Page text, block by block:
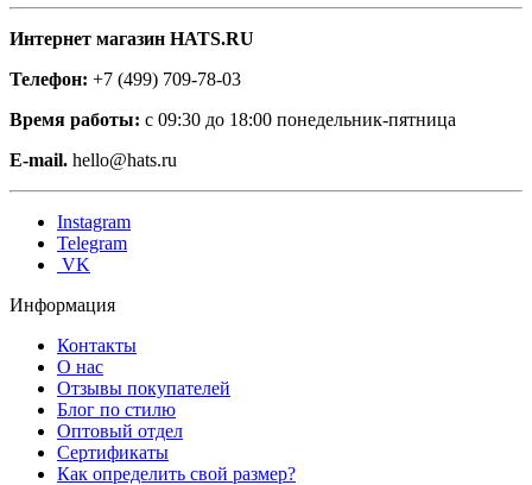
Интернет магазин HATS.RU
Телефон: +7 (499) 709-78-03
Время работы: с 09:30 до 18:00 понедельник-пятница
E-mail. hello@hats.ru
Instagram
Telegram
VK
Информация
Контакты
О нас
Отзывы покупателей
Блог по стилю
Оптовый отдел
Сертификаты
Как определить свой размер?